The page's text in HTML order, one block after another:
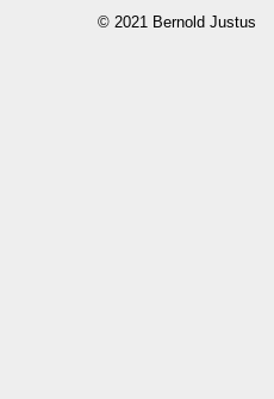
© 2021 Bernold Justus